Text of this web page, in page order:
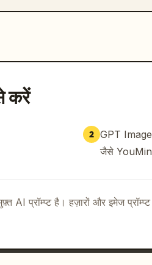
करें
2 GPT Image
जैसे
AI प्रॉम्प्ट है। हज़ारों और इमेज